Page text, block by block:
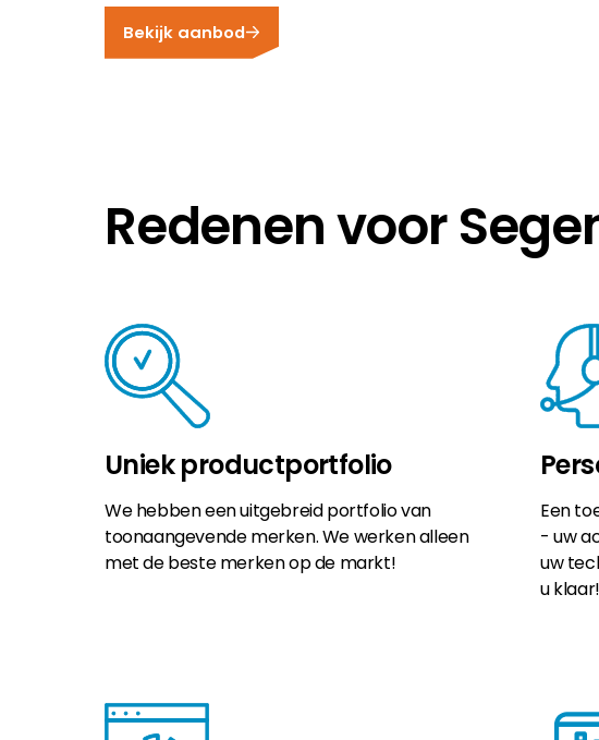
Bekijk aanbod
Redenen voor
Uniek productportfolio
We hebben een uitgebreid portfolio van
toonaangevende merken. We werken alleen
met de beste merken op de markt!
Een
- uw
uw
u klaar!